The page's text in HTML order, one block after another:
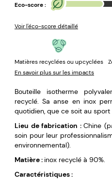
Eco-score :
Voir l'éco-score détaillé
Matières recyclées ou upcyclées
En savoir plus sur les impacts
Bouteille isotherme
recyclé. Sa anse en inox
quotidien, que ce soit au
Lieu de fabrication : Chine
soin pour leur
environnemental).
Matière : inox recyclé à 90%.
Caractéristiques :